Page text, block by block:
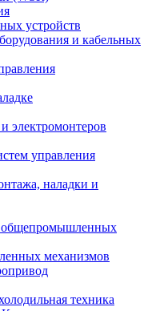
устройств
и кабельных
электромонтеров
управления
наладки и
общепромышленных
механизмов
техника